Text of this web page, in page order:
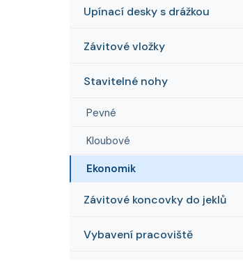
n
e
Upínací desky s drážkou
Závitové vložky
Stavitelné nohy
Pevné
Kloubové
Ekonomik
Závitové koncovky do jeklů
Vybavení pracoviště